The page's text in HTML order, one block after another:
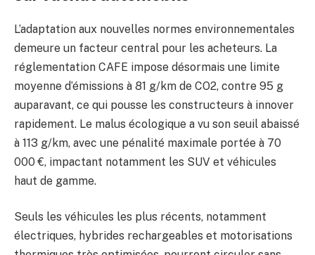
L’adaptation aux nouvelles normes environnementales
demeure un facteur central pour les acheteurs. La
réglementation CAFE impose désormais une limite
moyenne d’émissions à 81 g/km de CO2, contre 95 g
auparavant, ce qui pousse les constructeurs à innover
rapidement. Le malus écologique a vu son seuil abaissé
à 113 g/km, avec une pénalité maximale portée à 70
000 €, impactant notamment les SUV et véhicules
haut de gamme.
Seuls les véhicules les plus récents, notamment
électriques, hybrides rechargeables et motorisations